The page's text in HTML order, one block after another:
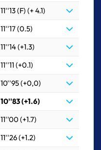
11''13 (F) (+ 4.1)
11''17 (0.5)
11''14 (+1.3)
11''11 (+0.1)
10''95 (+0,0)
10''83 (+1.6)
11''00 (+1.7)
11''26 (+1.2)